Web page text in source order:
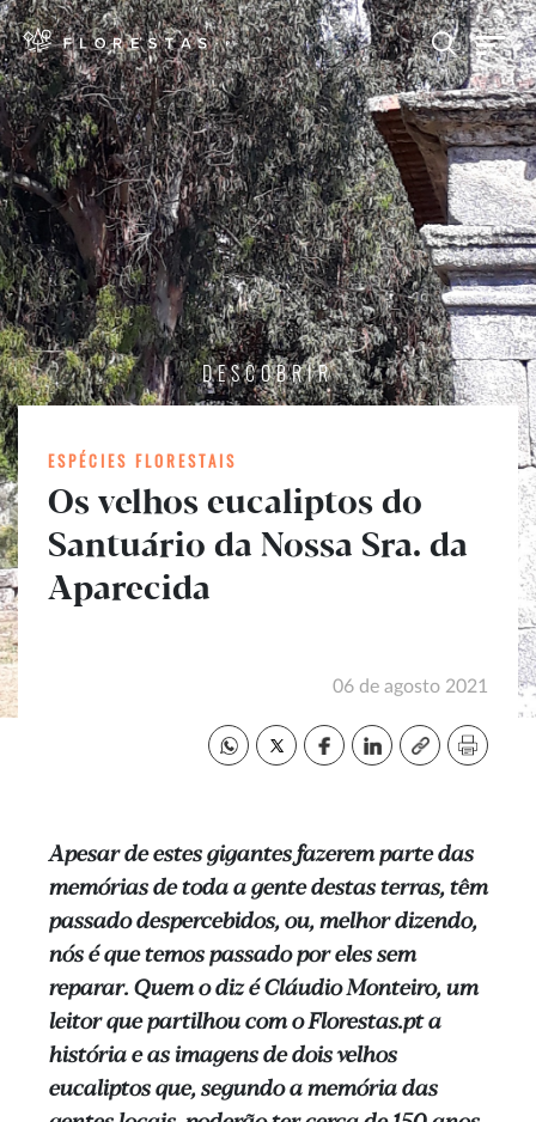
DESCOBRIR
ESPÉCIES FLORESTAIS
Os velhos eucaliptos do
Santuário da Nossa Sra. da
Aparecida
06 de agosto 2021
Apesar de estes gigantes fazerem parte das
memórias de toda a gente destas terras, têm
passado despercebidos, ou, melhor dizendo,
nós é que temos passado por eles sem
reparar. Quem o diz é Cláudio Monteiro, um
leitor que partilhou com o Florestas.pt a
história e as imagens de dois velhos
eucaliptos que, segundo a memória das